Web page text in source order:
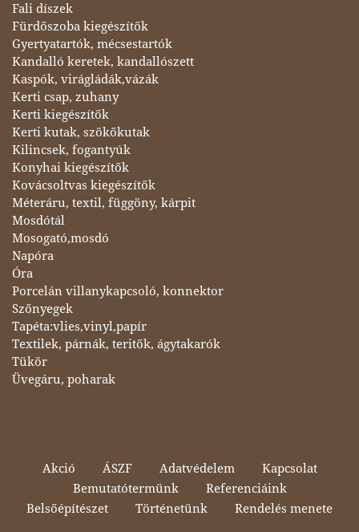
Fali díszek
Fürdőszoba kiegészítők
Gyertyatartók, mécsestartók
Kandalló keretek, kandallószett
Kaspók, virágládák,vázák
Kerti csap, zuhany
Kerti kiegészítők
Kerti kutak, szökőkutak
Kilincsek, fogantyúk
Konyhai kiegészítők
Kovácsoltvas kiegészítők
Méteráru, textil, függöny, kárpit
Mosdótál
Mosogató,mosdó
Napóra
Óra
Porcelán villanykapcsoló, konnektor
Szőnyegek
Tapéta:vlies,vinyl,papír
Textilek, párnák, teritők, ágytakarók
Tükör
Üvegáru, poharak
Akció ÁSZF Adatvédelem
Kapcsolat
Bemutatótermünk
Referenciáink
Belsőépítészet
Történetünk Rendelés menete